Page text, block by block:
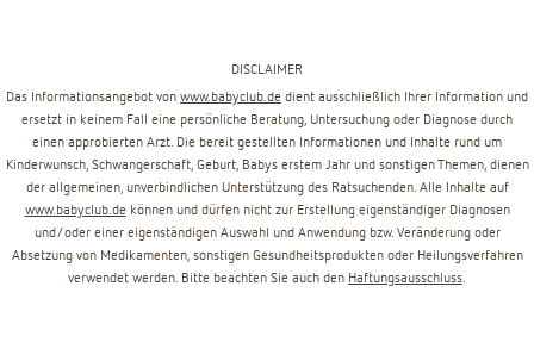
DISCLAIMER
Das Informationsangebot von www.babyclub.de dient ausschließlich Ihrer Information und
ersetzt in keinem Fall eine persönliche Beratung, Untersuchung oder Diagnose durch
einen approbierten Arzt. Die bereit gestellten Informationen und Inhalte rund um
Kinderwunsch, Schwangerschaft, Geburt, Babys erstem Jahr und sonstigen Themen, dienen
der allgemeinen, unverbindlichen Unterstützung des Ratsuchenden. Alle Inhalte auf
www.babyclub.de können und dürfen nicht zur Erstellung eigenständiger Diagnosen
und/oder einer eigenständigen Auswahl und Anwendung bzw. Veränderung oder
Absetzung von Medikamenten, sonstigen Gesundheitsprodukten oder Heilungsverfahren
verwendet werden. Bitte beachten Sie auch den Haftungsausschluss.